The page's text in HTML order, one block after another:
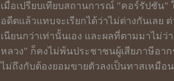
เมื่อเปรียบเทียบสถานการณ์ "คอร์รัปชัน
อดีตแล้วแทบจะเรียกได้ว่าไม่ต่างกันเล
เนียนกว่าเท่านั้นเอง และผลที่ตามมาไม่
หลวง" ก็คงไม่พ้นประชาชนผู้เสียภาษีอา
ไม่ถึงกับต้องยอมขายตัวลงเป็นทาสเหมือ